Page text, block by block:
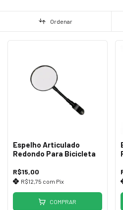
Ordenar
Espelho Articulado
Redondo Para Bicicleta
R$15,00
R$12,75 com Pix
COMPRAR